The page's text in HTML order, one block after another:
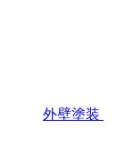
外壁塗装